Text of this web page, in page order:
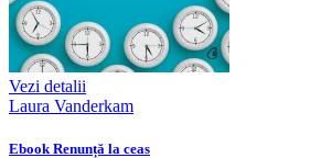
Vezi detalii
Laura Vanderkam
Ebook Renunță la ceas